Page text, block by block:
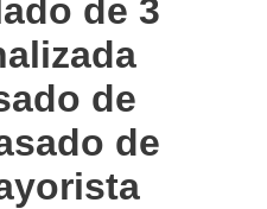
de 3
de
de